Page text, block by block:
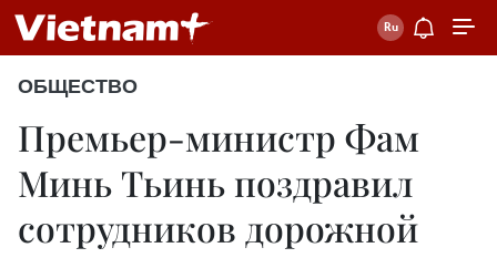
ОБЩЕСТВО
Премьер-министр Фам
Минь Тьинь поздравил
сотрудников дорожной